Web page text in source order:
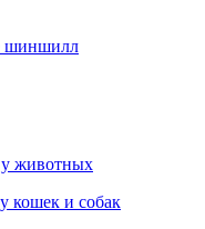
шиншилл
животных
кошек и собак